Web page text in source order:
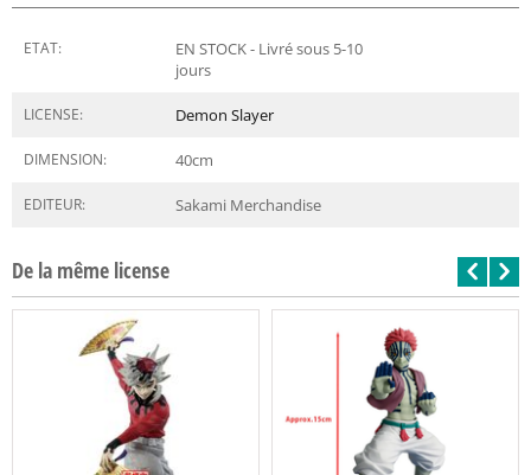
ETAT:
EN STOCK - Livré sous 5-10
jours
LICENSE: Demon Slayer
DIMENSION: 40cm
EDITEUR: Sakami Merchandise
De la même license